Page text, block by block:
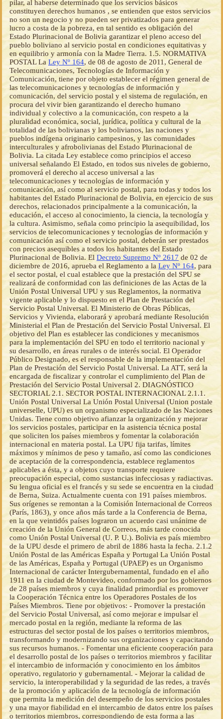
pilar, al haberse determinado que los servicios básicos
constituyen derechos humanos , se entienden que estos servicios
no son un negocio y no pueden ser privatizados para generar
lucro a costa de la pobreza, en tal sentido es obligación del
Estado Plurinacional de Bolivia garantizar el pleno acceso del
pueblo boliviano al servicio postal en condiciones equitativas y
en equilibrio y armonía con la Madre Tierra. 1.5. NORMATIVA
POSTAL La Ley Nº 164, de 08 de agosto de 2011, General de
Telecomunicaciones, Tecnologías de Información y
Comunicación, tiene por objeto establecer el régimen general de
las telecomunicaciones y tecnologías de información y
comunicación, del servicio postal y el sistema de regulación, en
procura del vivir bien garantizando el derecho humano
individual y colectivo a la comunicación, con respeto a la
pluralidad económica, social, jurídica, política y cultural de la
totalidad de las bolivianas y los bolivianos, las naciones y
pueblos indígena originario campesinos, y las comunidades
interculturales y afrobolivianas del Estado Plurinacional de
Bolivia. La citada Ley establece como principios el acceso
universal señalando El Estado, en todos sus niveles de gobierno,
promoverá el derecho al acceso universal a las
telecomunicaciones y tecnologías de información y
comunicación, así como al servicio postal, para todas y todos los
habitantes del Estado Plurinacional de Bolivia, en ejercicio de sus
derechos, relacionados principalmente a la comunicación, la
educación, el acceso al conocimiento, la ciencia, la tecnología y
la cultura. Asimismo, señala como principio la asequibilidad, los
servicios de telecomunicaciones y tecnologías de información y
comunicación así como el servicio postal, deberán ser prestados
con precios asequibles a todos los habitantes del Estado
Plurinacional de Bolivia. El Decreto Supremo Nº 2617 de 02 de
diciembre de 2016, aprueba el Reglamento a la Ley Nº 164, para
el sector postal, el cual establece que la prestación del SPU se
realizará de conformidad con las definiciones de las Actas de la
Unión Postal Universal UPU y sus Reglamentos, la normativa
vigente aplicable y lo dispuesto en el Plan de Prestación del
Servicio Postal Universal. El Ministerio de Obras Públicas,
Servicios y Vivienda, elaborará y aprobará mediante Resolución
Ministerial el Plan de Prestación del Servicio Postal Universal. El
objetivo del Plan es establecer las condiciones y mecanismos
para la implementación del SPU en todo el territorio nacional y
su desarrollo, en áreas rurales o de interés social. El Operador
Público Designado, es el responsable de la implementación del
Plan de Prestación del Servicio Postal Universal. La ATT, será la
encargada de fiscalizar y controlar el cumplimiento del Plan de
Prestación del Servicio Postal Universal 2. DIAGNÓSTICO
SECTORIAL 2.1. SECTOR POSTAL INTERNACIONAL 2.1.1.
Unión Postal Universal La Unión Postal Universal (Union postale
universelle, UPU) es un organismo especializado de las Naciones
Unidas. Tiene como objetivo afianzar la organización y mejorar
los servicios postales, participar en la asistencia técnica postal
que soliciten los países miembros y fomentar la colaboración
internacional en materia postal. La UPU fija tarifas, límites
máximos y mínimos de peso y tamaño, así como las condiciones
de aceptación de la correspondencia, establece reglamentos
aplicables a ésta, y a objetos cuyo transporte requiere
preocupación especial, como sustancias infecciosas y radiactivas.
Su lengua oficial es el francés y su sede se encuentra en la ciudad
de Berna, Suiza. Actualmente cuenta con 191 países miembros.
Sus orígenes se remontan a la Comisión Internacional de Correos
(París, 1863), y once años más tarde a la Conferencia de Berna,
en la que veintidós países lograron un acuerdo casi unánime de
creación de la Unión General de Correos, más tarde conocida
como Unión Postal Universal (U. P. U.). Bolivia es país miembro
de la UPU desde el primero de abril de 1886 hasta la fecha. 2.1.2
Unión Postal de las Américas España y Portugal La Unión Postal
de las Américas, España y Portugal (UPAEP) es un Organismo
Internacional de carácter Intergubernamental, fundado en el año
1911 en la ciudad de Montevideo, conformado por los gobiernos
de 28 países miembros y cuya finalidad primordial es promover
la Cooperación Técnica entre los Operadores Postales de los
Países Miembros. Tiene por objetivos: - Promover la prestación
del Servicio Postal Universal, así como mejorar e impulsar el
mercado postal en la región, mediante la reforma de las
estructuras del sector postal de los países o territorios miembros,
transformando y modernizando sus organizaciones y capacitando
sus recursos humanos. - Fomentar una eficiente cooperación para
el desarrollo postal de los países o territorios miembros y facilitar
el intercambio de información y conocimiento en los ámbitos
operativo, regulatorio y gubernamental. - Mejorar la calidad de
servicio, la interoperabilidad y la seguridad de las redes, a través
de la promoción y aplicación de la tecnología de información
que permita la medición del desempeño de los servicios postales
y una mayor fiabilidad en el intercambio de datos entre los países
o territorios miembros, correspondiendo de esta forma a las